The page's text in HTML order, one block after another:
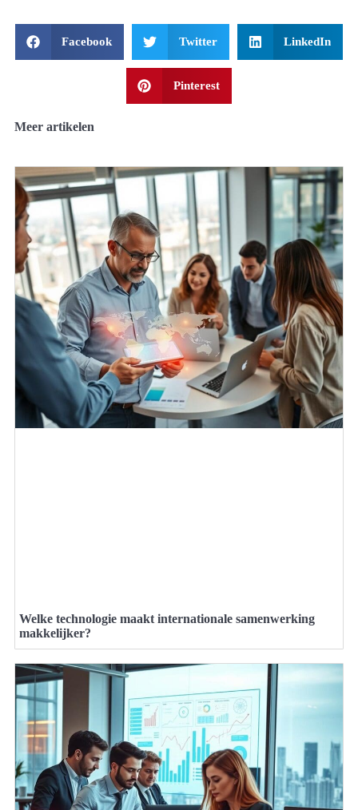
Facebook Twitter LinkedIn
Pinterest
Meer artikelen
Welke technologie maakt internationale samenwerking
makkelijker?